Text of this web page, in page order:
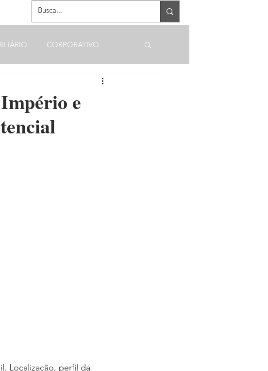
RECEBA OFERTAS EXCLUSIVAS
CORPORATIVO
e
Localização, perfil da